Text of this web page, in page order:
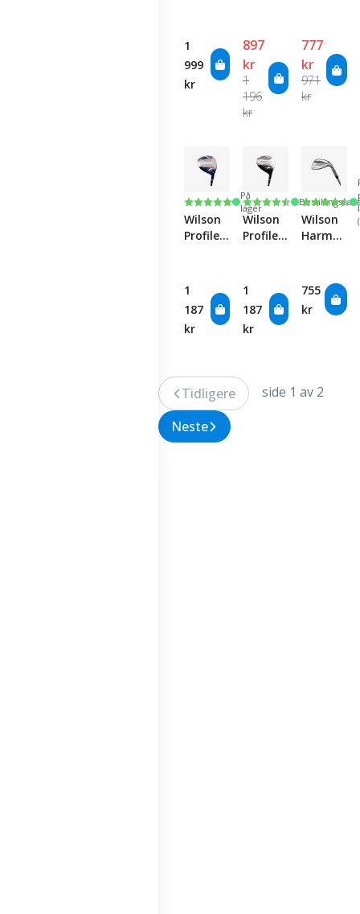
1
999
kr
897
kr
1
196
kr
777
kr
971
kr
Karakter:
5.0 av 5 mulige
På
lager
Wilson
Profile
1
187
kr
Karakter:
4.8 av 5 mulige
Wilson
Profile
1
187
kr
Karakter:
4.2 av 5
Wilson
755
kr
Tidligere
side 1 av 2
Neste